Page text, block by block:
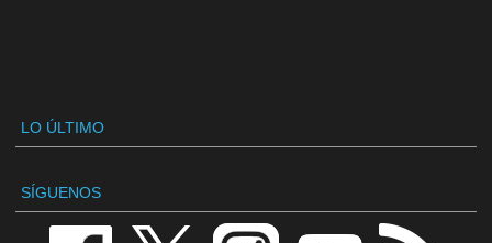
LO ÚLTIMO
SÍGUENOS